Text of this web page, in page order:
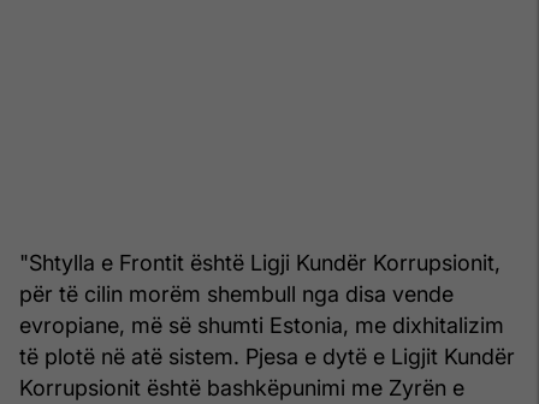
"Shtylla e Frontit është Ligji Kundër Korrupsionit,
për të cilin morëm shembull nga disa vende
evropiane, më së shumti Estonia, me dixhitalizim
të plotë në atë sistem. Pjesa e dytë e Ligjit Kundër
Korrupsionit është bashkëpunimi me Zyrën e